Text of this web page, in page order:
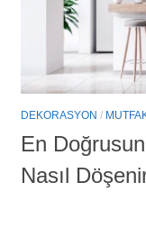
DEKORASYON /
En
Nasıl